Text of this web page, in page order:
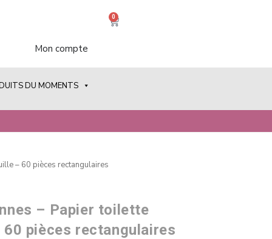
Mon compte
0
DU MOMENTS
– 60 pièces rectangulaires
– Papier toilette
60 pièces rectangulaires